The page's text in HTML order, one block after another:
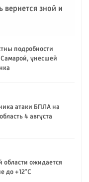
вернется зной и
подробности
унесшей
атаки БПЛА на
4 августа
области ожидается
до +12°C